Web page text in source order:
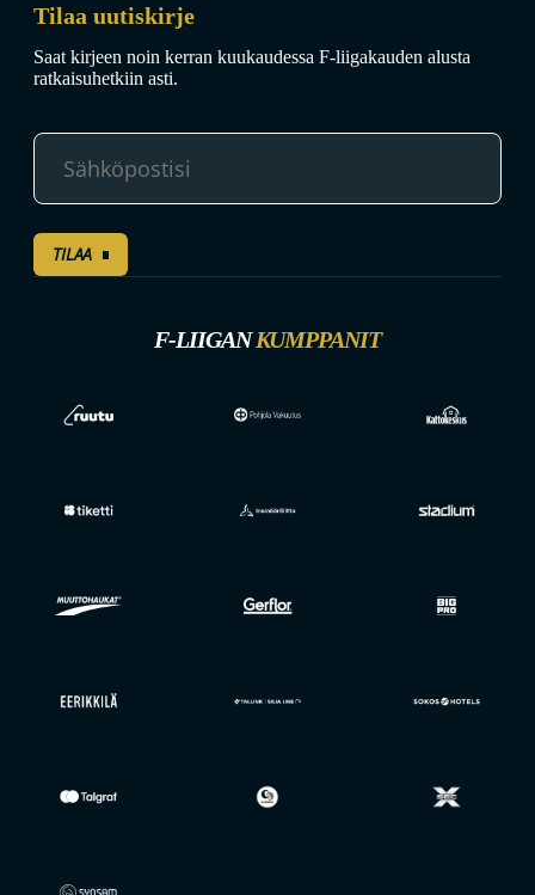
Tilaa uutiskirje
Saat kirjeen noin kerran kuukaudessa F-liigakauden alusta
ratkaisuhetkiin asti.
TILAA
F-LIIGANKUMPPANIT